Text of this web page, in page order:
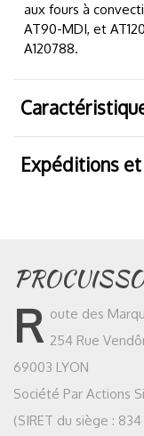
aux fours à
AT90-MDI, et
A120788.
Expéditions
R oute des
254 Rue
69003 LYON
Société Par Actions
(SIRET du siège :